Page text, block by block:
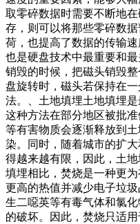
取零碎数据时需要不断地
存，则可以将那些零碎数
荷，也提高了数据的传输
也是硬盘技术中最重要和
销毁的时候，把磁头销毁
盘旋转时，磁头若保持在
法。、土地填埋土地填埋
这种方法在部分地区被批
等有害物质会逐渐释放到
染。同时，随着城市的扩
得越来越有限，因此，土
填埋相比，焚烧是一种更
更高的热值并减少电子垃
生二噁英等有毒气体和氯
的破坏。因此，焚烧只适